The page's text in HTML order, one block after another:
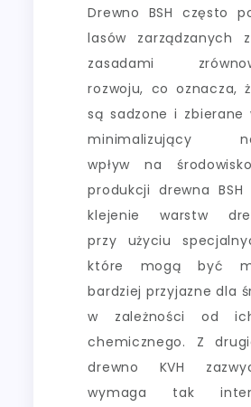
Drewno BSH często
lasów zarządzanych
zasadami
rozwoju, co oznacza,
są sadzone i zbierane
minimalizujący
wpływ na
produkcji drewna BSH
klejenie warstw
przy użyciu
które mogą być
bardziej przyjazne dla
w zależności od
chemicznego. Z
drewno KVH
wymaga tak